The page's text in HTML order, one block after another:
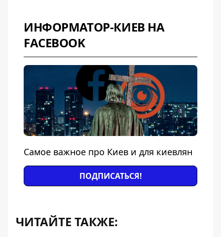
ИНФОРМАТОР-КИЕВ НА
FACEBOOK
Самое важное про Киев и для киевлян
ПОДПИСАТЬСЯ!
ЧИТАЙТЕ ТАКЖЕ: